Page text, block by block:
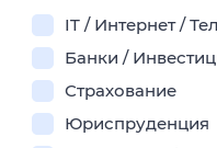
IT / Интернет /
Банки /
Страхование
Юриспруденция